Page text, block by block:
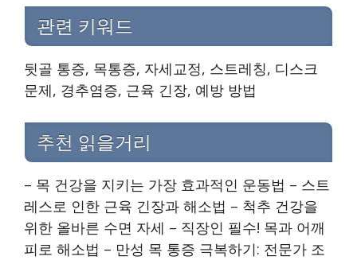
관련 키워드
뒷골 통증, 목통증, 자세교정, 스트레칭, 디스크
문제, 경추염증, 근육 긴장, 예방 방법
추천 읽을거리
– 목 건강을 지키는 가장 효과적인 운동법 – 스트
레스로 인한 근육 긴장과 해소법 – 척추 건강을
위한 올바른 수면 자세 – 직장인 필수! 목과 어깨
피로 해소법 – 만성 목 통증 극복하기: 전문가 조